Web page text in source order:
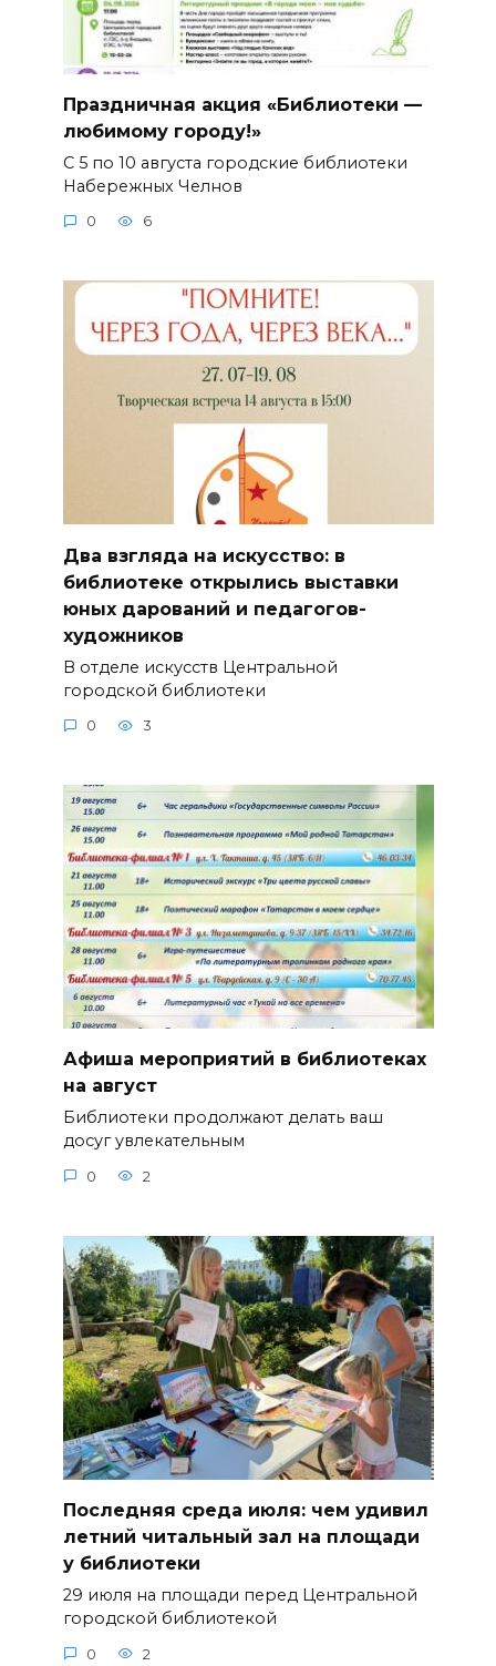
Праздничная акция «Библиотеки —
любимому городу!»
С 5 по 10 августа городские библиотеки
Набережных Челнов
0 6
Два взгляда на искусство: в
библиотеке открылись выставки
юных дарований и педагогов-
художников
В отделе искусств Центральной
городской библиотеки
0 3
Афиша мероприятий в библиотеках
на август
Библиотеки продолжают делать ваш
досуг увлекательным
0 2
Последняя среда июля: чем удивил
летний читальный зал на площади
у библиотеки
29 июля на площади перед Центральной
городской библиотекой
0 2